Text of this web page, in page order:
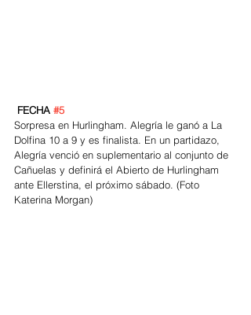
FECHA #5
Sorpresa en Hurlingham. Alegría le ganó a La
Dolfina 10 a 9 y es finalista. En un partidazo,
Alegría venció en suplementario al conjunto de
Cañuelas y definirá el Abierto de Hurlingham
ante Ellerstina, el próximo sábado. (Foto
Katerina Morgan)